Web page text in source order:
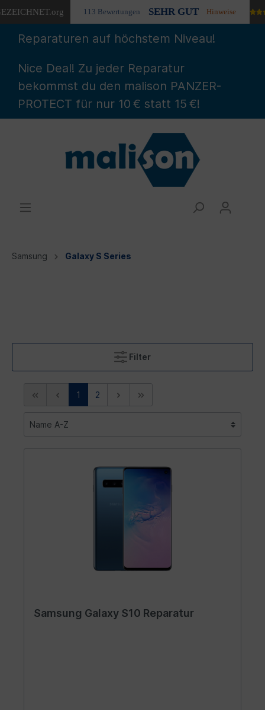
.org 113 Bewertungen SEHR GUT Hinweise
Reparaturen auf höchstem Niveau!
Nice Deal! Zu jeder Reparatur
bekommst du den malison PANZER-
PROTECT für nur 10 € statt 15 €!
Samsung Galaxy S Series
Filter
1 2
Samsung Galaxy S10 Reparatur